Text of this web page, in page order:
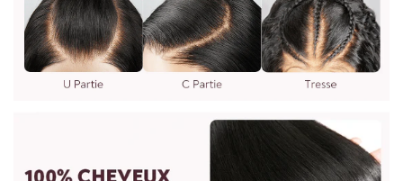
5.Puis-je avoir un prix de gros si j'en achète plus ?
Oui, vous pouvez avoir un prix de gros si vous nous contactez
pour une commande groupée.
3.WIG MESURE